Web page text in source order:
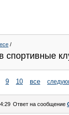
/
спортивные
9 10 все
Ответ на сообщение